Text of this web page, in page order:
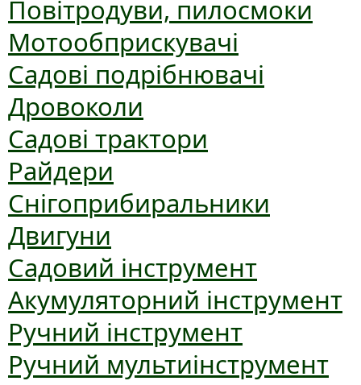
Повітродуви, пилосмоки
Мотообприскувачі
Садові подрібнювачі
Дровоколи
Садові трактори
Райдери
Снігоприбиральники
Двигуни
Садовий інструмент
Акумуляторний інструмент
Ручний інструмент
Ручний мультиінструмент